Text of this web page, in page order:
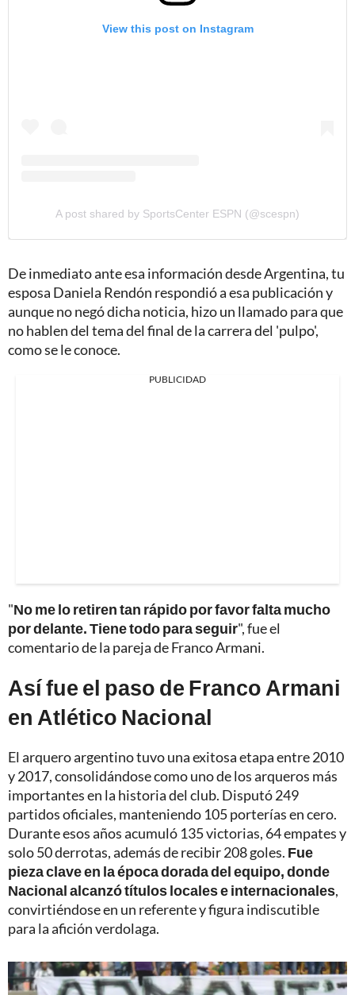
View this post on Instagram
A post shared by SportsCenter ESPN (@scespn)
De inmediato ante esa información desde Argentina, tu
esposa Daniela Rendón respondió a esa publicación y
aunque no negó dicha noticia, hizo un llamado para que
no hablen del tema del final de la carrera del 'pulpo',
como se le conoce.
PUBLICIDAD
"No me lo retiren tan rápido por favor falta mucho
por delante. Tiene todo para seguir", fue el
comentario de la pareja de Franco Armani.
Así fue el paso de Franco Armani
en Atlético Nacional
El arquero argentino tuvo una exitosa etapa entre 2010
y 2017, consolidándose como uno de los arqueros más
importantes en la historia del club. Disputó 249
partidos oficiales, manteniendo 105 porterías en cero.
Durante esos años acumuló 135 victorias, 64 empates y
solo 50 derrotas, además de recibir 208 goles. Fue
pieza clave en la época dorada del equipo, donde
Nacional alcanzó títulos locales e internacionales,
convirtiéndose en un referente y figura indiscutible
para la afición verdolaga.